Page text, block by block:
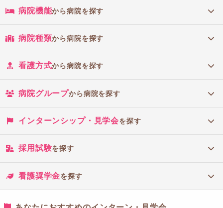
病院機能から病院を探す
病院種類から病院を探す
看護方式から病院を探す
病院グループから病院を探す
インターンシップ・見学会を探す
採用試験を探す
看護奨学金を探す